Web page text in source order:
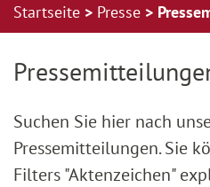
Startseite Presse
Suchen Sie hier nach
Pressemitteilungen. Sie
Filters "Aktenzeichen"